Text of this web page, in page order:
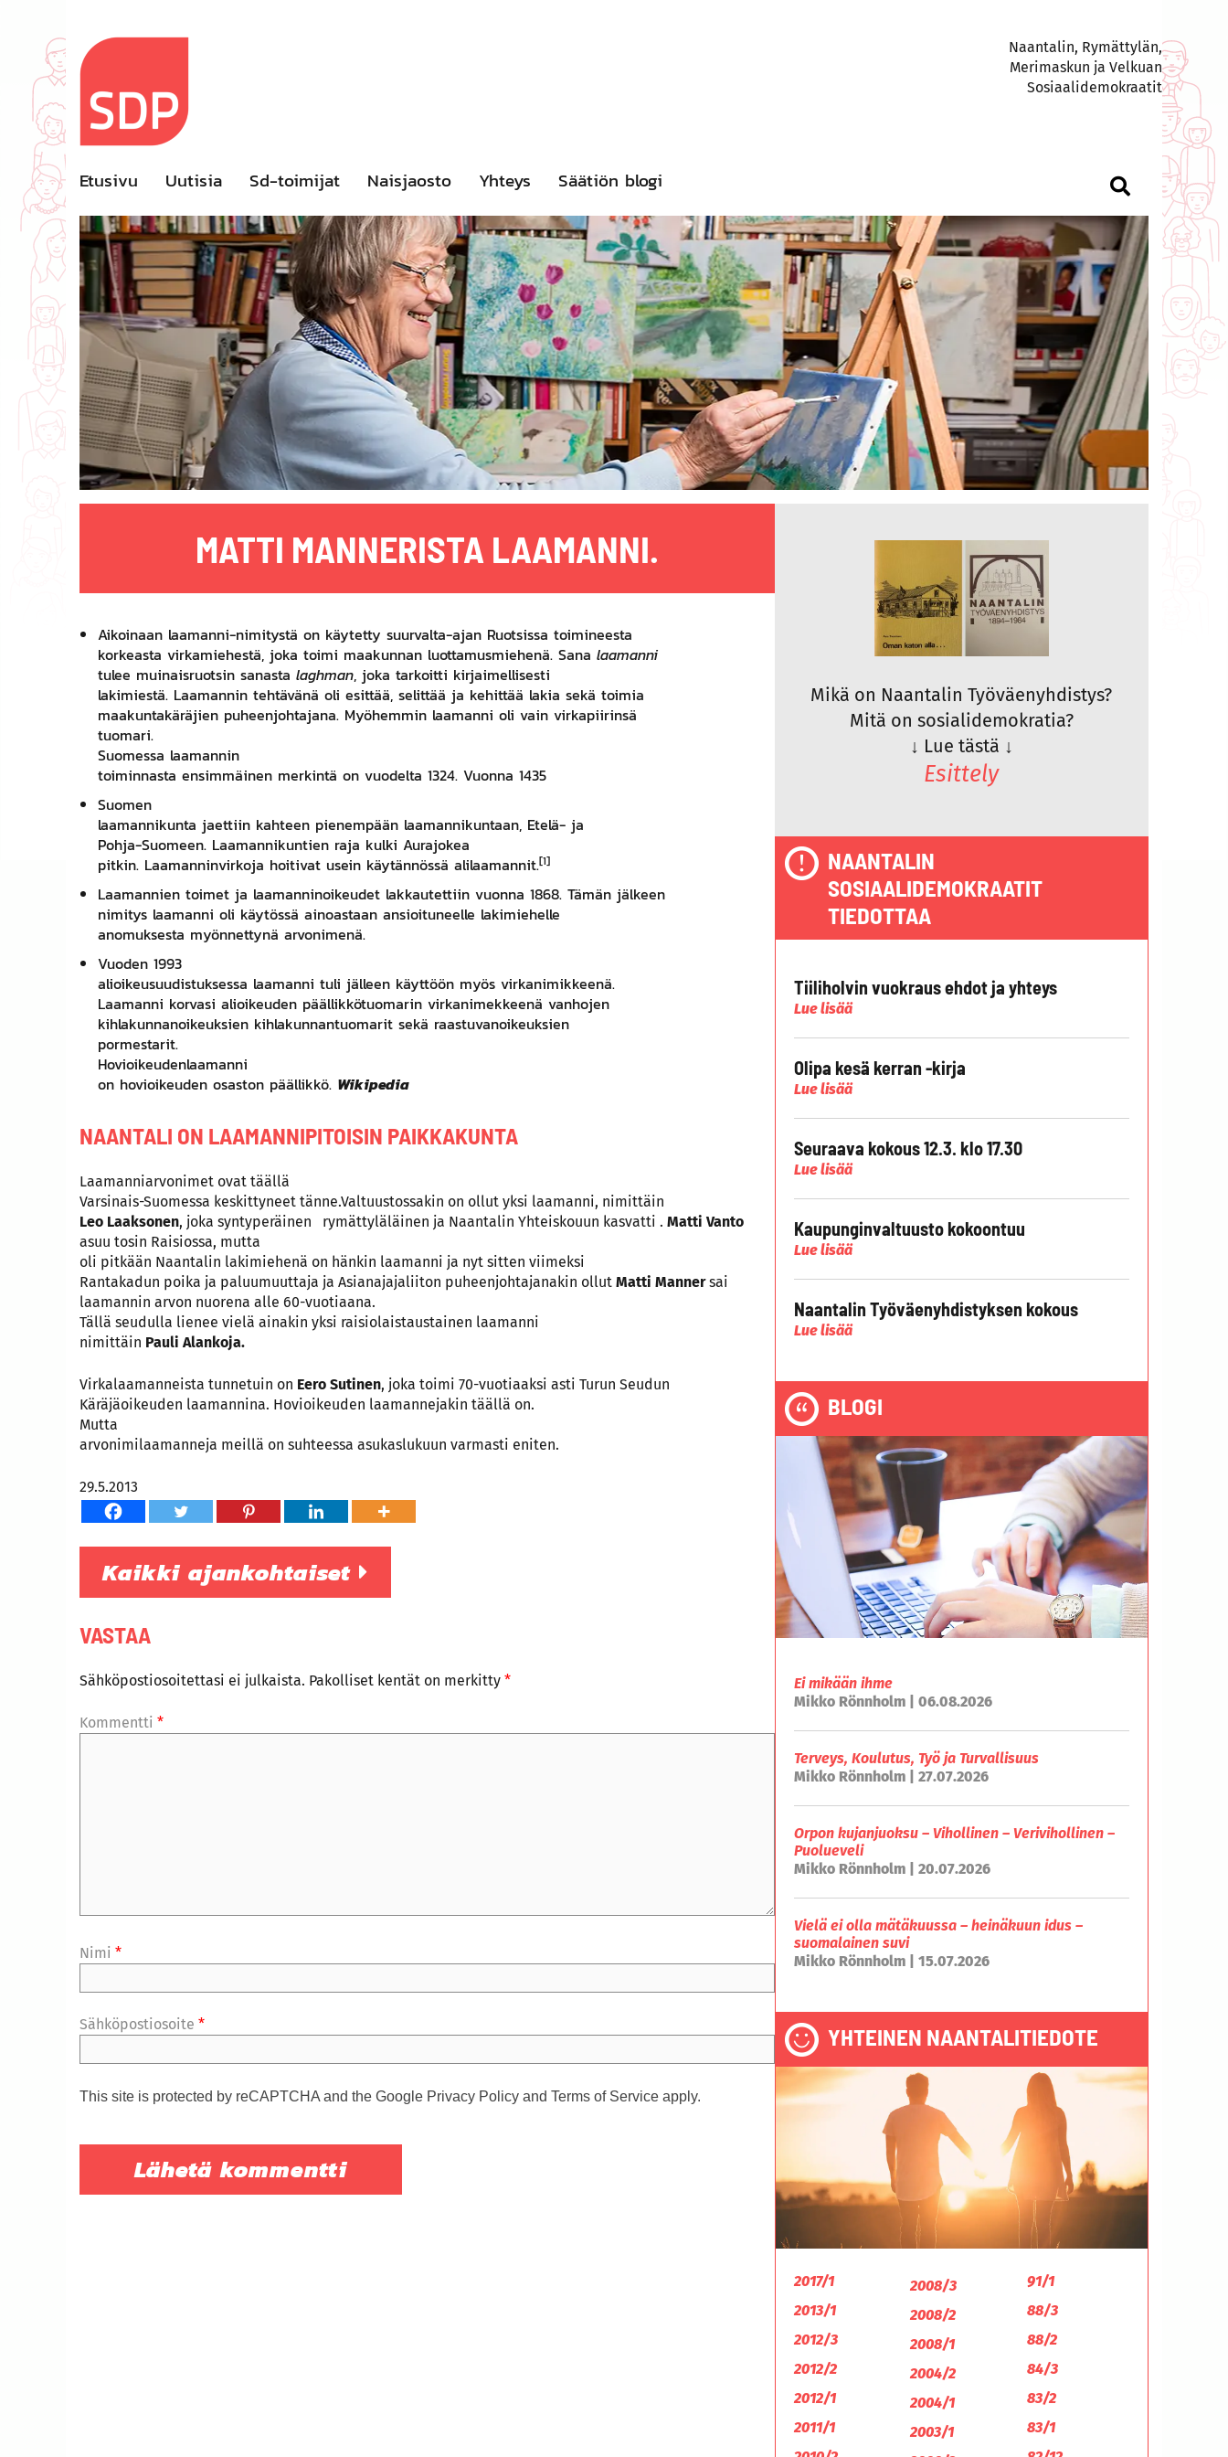
content
Naantalin, Rymättylän,
Merimaskun ja Velkuan
Sosiaalidemokraatit
Etusivu Uutisia Sd-toimijat Naisjaosto Yhteys Säätiön blogi
MATTI MANNERISTA LAAMANNI.
Aikoinaan laamanni-nimitystä on käytetty suurvalta-ajan Ruotsissa toimineesta
korkeasta virkamiehestä, joka toimi maakunnan luottamusmiehenä. Sana laamanni
tulee muinaisruotsin sanasta laghman, joka tarkoitti kirjaimellisesti
lakimiestä. Laamannin tehtävänä oli esittää, selittää ja kehittää lakia sekä toimia
maakuntakäräjien puheenjohtajana. Myöhemmin laamanni oli vain virkapiirinsä
tuomari.
Suomessa laamannin
toiminnasta ensimmäinen merkintä on vuodelta 1324. Vuonna 1435
Suomen
laamannikunta jaettiin kahteen pienempään laamannikuntaan, Etelä- ja
Pohja-Suomeen. Laamannikuntien raja kulki Aurajokea
pitkin. Laamanninvirkoja hoitivat usein käytännössä alilaamannit.[1]
Laamannien toimet ja laamanninoikeudet lakkautettiin vuonna 1868. Tämän jälkeen
nimitys laamanni oli käytössä ainoastaan ansioituneelle lakimiehelle
anomuksesta myönnettynä arvonimenä.
Vuoden 1993
alioikeusuudistuksessa laamanni tuli jälleen käyttöön myös virkanimikkeenä.
Laamanni korvasi alioikeuden päällikkötuomarin virkanimekkeenä vanhojen
kihlakunnanoikeuksien kihlakunnantuomarit sekä raastuvanoikeuksien
pormestarit.
Hovioikeudenlaamanni
on hovioikeuden osaston päällikkö. Wikipedia
NAANTALI ON LAAMANNIPITOISIN PAIKKAKUNTA
Laamanniarvonimet ovat täällä
Varsinais-Suomessa keskittyneet tänne.Valtuustossakin on ollut yksi laamanni, nimittäin
Leo Laaksonen, joka syntyperäinen rymättyläläinen ja Naantalin Yhteiskouun kasvatti . Matti Vanto
asuu tosin Raisiossa, mutta
oli pitkään Naantalin lakimiehenä on hänkin laamanni ja nyt sitten viimeksi
Rantakadun poika ja paluumuuttaja ja Asianajajaliiton puheenjohtajanakin ollut Matti Mannersai
laamannin arvon nuorena alle 60-vuotiaana.
Tällä seudulla lienee vielä ainakin yksi raisiolaistaustainen laamanni
nimittäin Pauli Alankoja.
Virkalaamanneista tunnetuin on Eero Sutinen, joka toimi 70-vuotiaaksi asti Turun Seudun
Käräjäoikeuden laamannina. Hovioikeuden laamannejakin täällä on.
Mutta
arvonimilaamanneja meillä on suhteessa asukaslukuun varmasti eniten.
29.5.2013
Kaikki ajankohtaiset
VASTAA
Sähköpostiosoitettasi ei julkaista. Pakolliset kentät on merkitty *
Kommentti *
Nimi *
Sähköpostiosoite *
This site is protected by reCAPTCHA and the Google Privacy Policy and Terms of Service apply.
Mikä on Naantalin Työväenyhdistys?
Mitä on sosialidemokratia?
↓ Lue tästä ↓
Esittely
NAANTALIN
SOSIAALIDEMOKRAATIT
TIEDOTTAA
Tiiliholvin vuokraus ehdot ja yhteys
Lue lisää
Olipa kesä kerran -kirja
Lue lisää
Seuraava kokous 12.3. klo 17.30
Lue lisää
Kaupunginvaltuusto kokoontuu
Lue lisää
Naantalin Työväenyhdistyksen kokous
Lue lisää
BLOGI
Ei mikään ihme
Mikko Rönnholm | 06.08.2026
Terveys, Koulutus, Työ ja Turvallisuus
Mikko Rönnholm | 27.07.2026
Orpon kujanjuoksu – Vihollinen – Verivihollinen –
Puolueveli
Mikko Rönnholm | 20.07.2026
Vielä ei olla mätäkuussa – heinäkuun idus –
suomalainen suvi
Mikko Rönnholm | 15.07.2026
YHTEINEN NAANTALITIEDOTE
2017/1
2013/1
2012/3
2012/2
2012/1
2011/1
2008/3
2008/2
2008/1
2004/2
2004/1
2003/1
91/1
88/3
88/2
84/3
83/2
83/1